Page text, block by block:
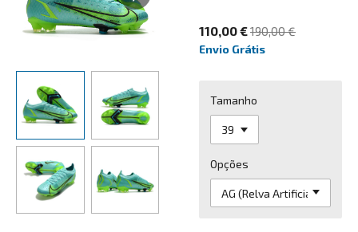
110,00 €190,00 €
Envio Grátis
Tamanho
Opções